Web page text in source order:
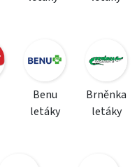
Benu
letáky
Brněnka
letáky